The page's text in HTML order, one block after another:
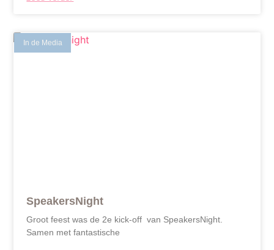
In de Media
SpeakersNight
Groot feest was de 2e kick-off van SpeakersNight.
Samen met fantastische